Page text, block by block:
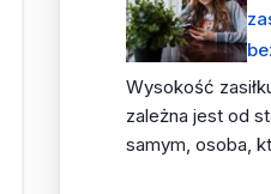
Wysokość
zależna jest od
samym, osoba,